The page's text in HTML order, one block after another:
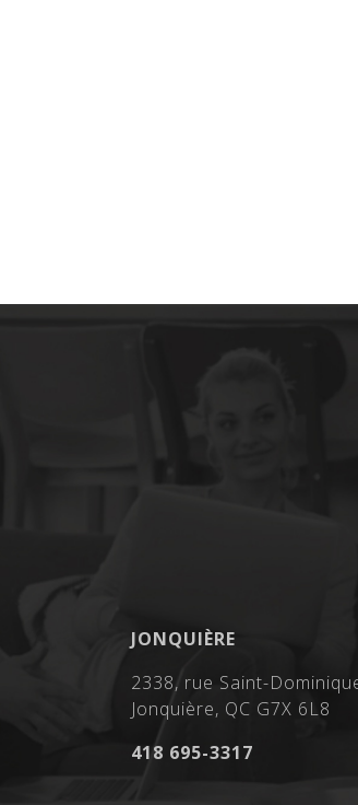
JONQUIÈRE
2338, rue Saint-
Jonquière, QC G7X 6L8
418 695-3317